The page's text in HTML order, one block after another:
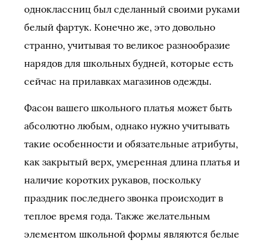
одноклассниц был сделанный своими руками
белый фартук. Конечно же, это довольно
странно, учитывая то великое разнообразие
нарядов для школьных будней, которые есть
сейчас на прилавках магазинов одежды.
Фасон вашего школьного платья может быть
абсолютно любым, однако нужно учитывать
такие особенности и обязательные атрибуты,
как закрытый верх, умеренная длина платья и
наличие коротких рукавов, поскольку
праздник последнего звонка происходит в
теплое время года. Также желательным
элементом школьной формы являются белые